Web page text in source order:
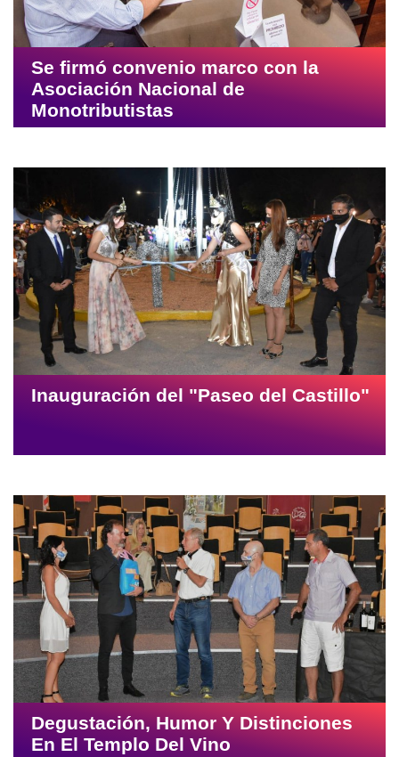
Se firmó convenio marco con la
Asociación Nacional de
Monotributistas
Inauguración del "Paseo del Castillo"
Degustación, Humor Y Distinciones
En El Templo Del Vino